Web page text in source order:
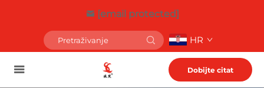
[email protected]
HR
Dobijte citat